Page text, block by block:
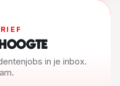
in je inbox.